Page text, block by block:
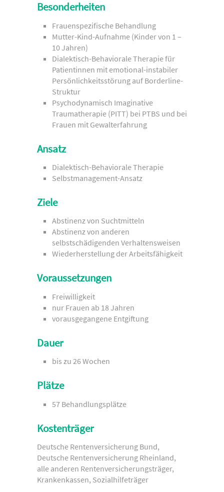
Besonderheiten
Frauenspezifische Behandlung
Mutter-Kind-Aufnahme (Kinder von 1 –
10 Jahren)
Dialektisch-Behaviorale Therapie für
Patientinnen mit emotional-instabiler
Persönlichkeitsstörung auf Borderline-
Struktur
Psychodynamisch Imaginative
Traumatherapie (PITT) bei PTBS und bei
Frauen mit Gewalterfahrung
Ansatz
Dialektisch-Behaviorale Therapie
Selbstmanagement-Ansatz
Ziele
Abstinenz von Suchtmitteln
Abstinenz von anderen
selbstschädigenden Verhaltensweisen
Wiederherstellung der Arbeitsfähigkeit
Voraussetzungen
Freiwilligkeit
nur Frauen ab 18 Jahren
vorausgegangene Entgiftung
Dauer
bis zu 26 Wochen
Plätze
57 Behandlungsplätze
Kostenträger
Deutsche Rentenversicherung Bund,
Deutsche Rentenversicherung Rheinland,
alle anderen Rentenversicherungsträger,
Krankenkassen, Sozialhilfeträger